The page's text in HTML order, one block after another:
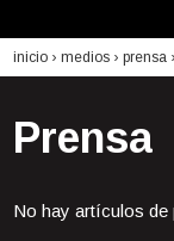
inicio › medios › prensa
Prensa
No hay artículos de